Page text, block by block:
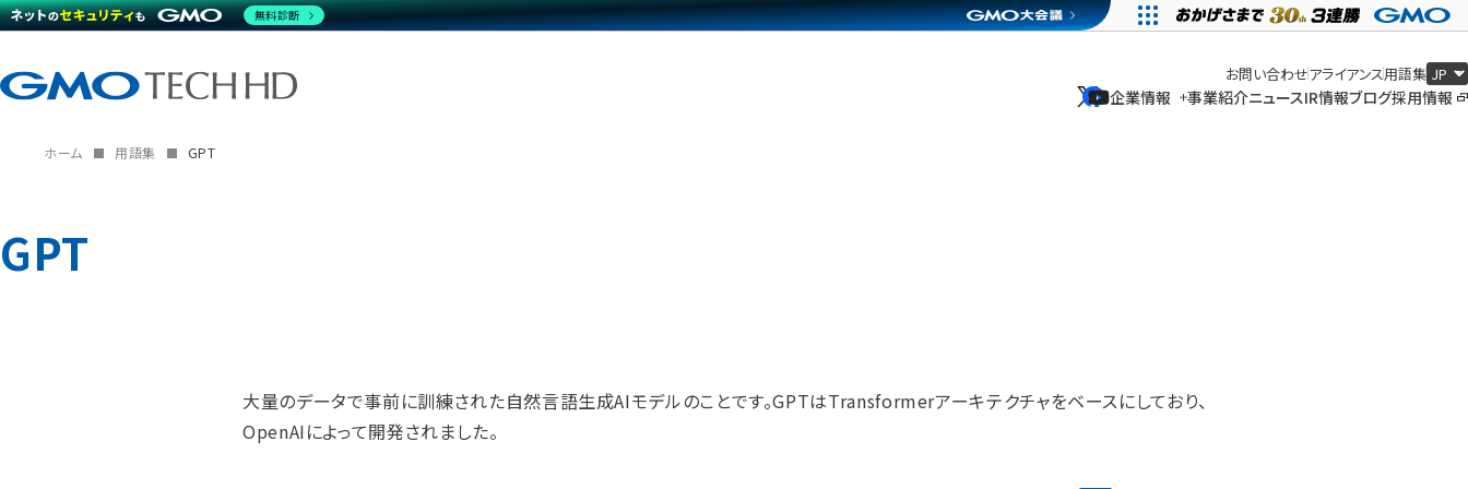
企業情報
企業情報
事業紹介ニュースIR情報ブログ採用情報
お問い合わせアライアンス用語集
ホーム 用語集 GPT
GPT
大量のデータで事前に訓練された自然言語生成AIモデルのことです。GPTはTransformerアーキテクチャをベースにしており、
OpenAIによって開発されました。
無料診断